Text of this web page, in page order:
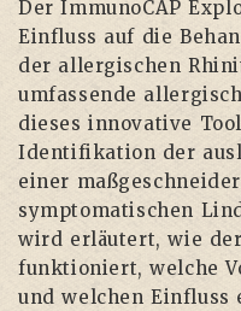
Der ImmunoCAP
Einfluss auf die
der allergischen
umfassende
dieses innovative
Identifikation der
einer
symptomatischen
wird erläutert, wie
funktioniert, welche
und welchen Einfluss